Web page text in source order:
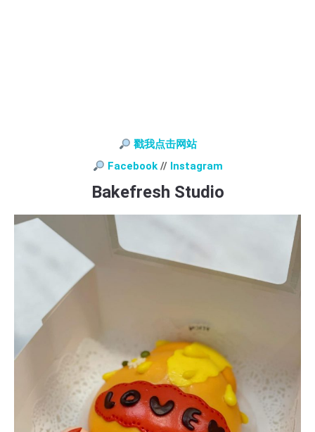
戳我点击网站
Facebook// Instagram
Bakefresh Studio